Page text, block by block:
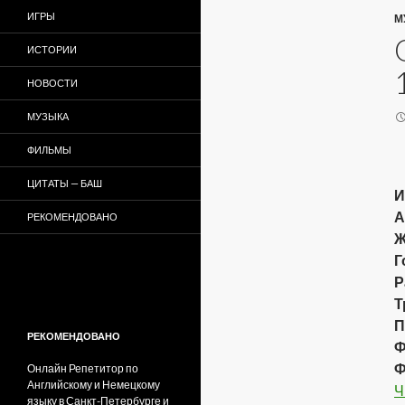
ИГРЫ
ИСТОРИИ
НОВОСТИ
МУЗЫКА
ФИЛЬМЫ
ЦИТАТЫ — БАШ
РЕКОМЕНДОВАНО
РЕКОМЕНДОВАНО
Онлайн Репетитор по
Английскому и Немецкому
языку в Санкт-Петербурге и